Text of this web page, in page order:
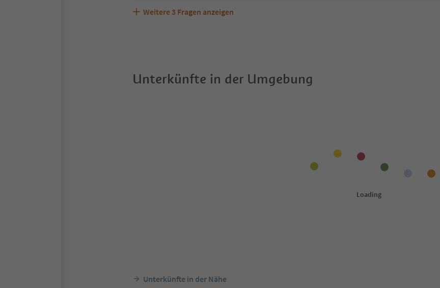
Sind Haustiere in der Unterkunft Apartments Ciasa Rosada erlaubt?
Welche Services bietet Apartments Ciasa Rosada?
Weitere 3 Fragen anzeigen
Unterkünfte in der Umgebung
Unterkünfte in der Nähe